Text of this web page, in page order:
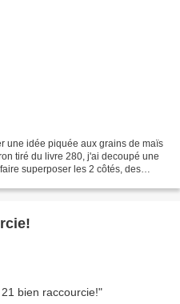
une idée piquée aux grains de maïs
tiré du livre 280, j'ai decoupé une
superposer les 2 côtés, des